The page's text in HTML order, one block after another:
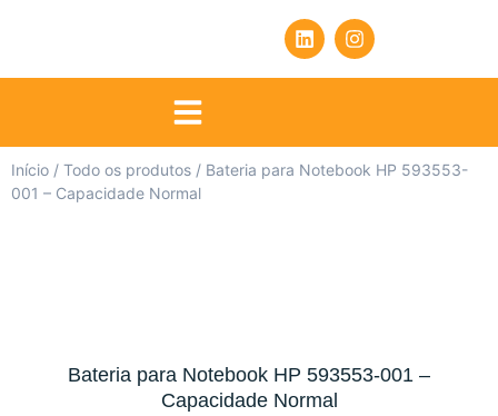
Início / Todo os produtos / Bateria para Notebook HP 593553-
001 – Capacidade Normal
Bateria para Notebook HP 593553-001 –
Capacidade Normal